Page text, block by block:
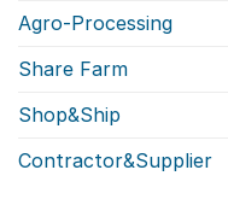
Agro-Processing
Share Farm
Shop&Ship
Contractor&Supplier